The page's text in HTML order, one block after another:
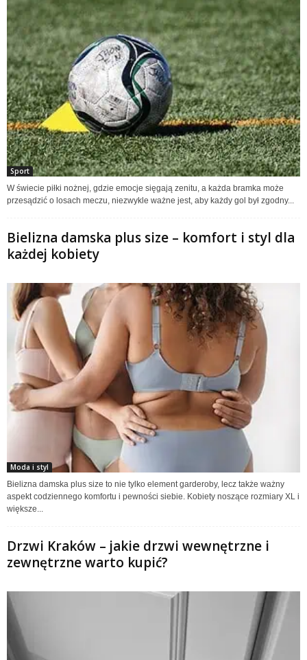
Sport
W świecie piłki nożnej, gdzie emocje sięgają zenitu, a każda bramka może
przesądzić o losach meczu, niezwykle ważne jest, aby każdy gol był zgodny...
Bielizna damska plus size – komfort i styl dla
każdej kobiety
Moda i styl
Bielizna damska plus size to nie tylko element garderoby, lecz także ważny
aspekt codziennego komfortu i pewności siebie. Kobiety noszące rozmiary XL i
większe...
Drzwi Kraków – jakie drzwi wewnętrzne i
zewnętrzne warto kupić?